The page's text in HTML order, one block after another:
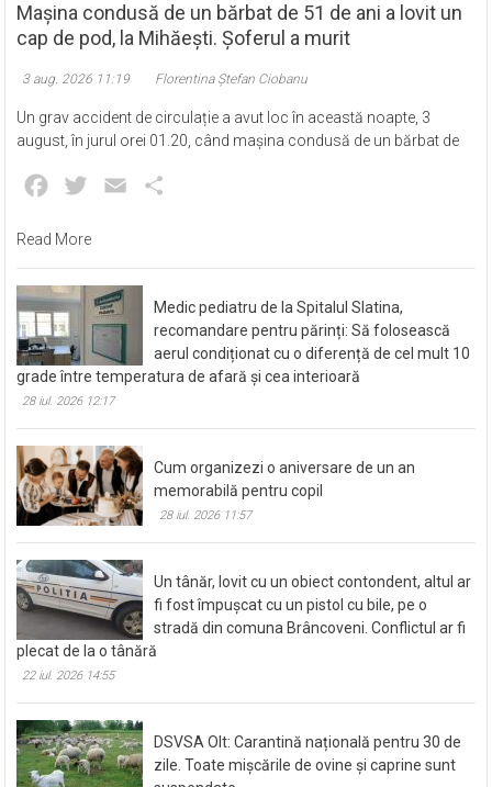
Mașina condusă de un bărbat de 51 de ani a lovit un
cap de pod, la Mihăești. Șoferul a murit
3 aug. 2026 11:19 Florentina Ștefan Ciobanu
Un grav accident de circulație a avut loc în această noapte, 3
august, în jurul orei 01.20, când mașina condusă de un bărbat de
Facebook
Twitter Email
Read More
Medic pediatru de la Spitalul Slatina,
recomandare pentru părinți: Să folosească
aerul condiționat cu o diferență de cel mult 10
grade între temperatura de afară și cea interioară
28 iul. 2026 12:17
Cum organizezi o aniversare de un an
memorabilă pentru copil
28 iul. 2026 11:57
Un tânăr, lovit cu un obiect contondent, altul ar
fi fost împușcat cu un pistol cu bile, pe o
stradă din comuna Brâncoveni. Conflictul ar fi
plecat de la o tânără
22 iul. 2026 14:55
DSVSA Olt: Carantină națională pentru 30 de
zile. Toate mișcările de ovine și caprine sunt